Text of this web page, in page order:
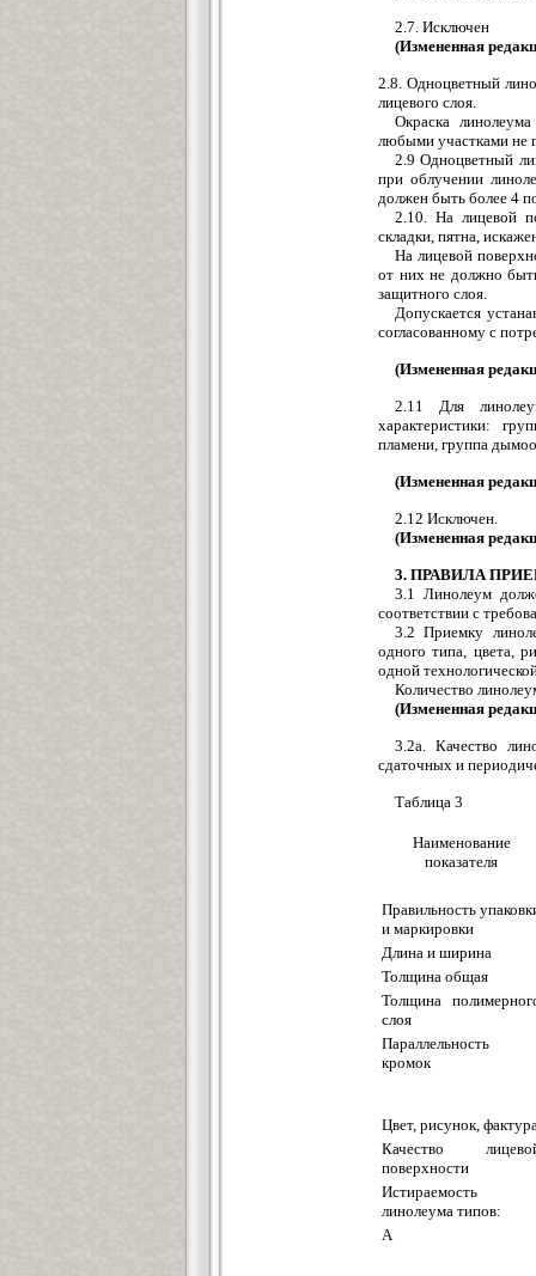
2.7. Исключен
(Измененная
2.8. Одноцветный
лицевого слоя.
Окраска
любыми участками не
2.9 Одноцветный
при облучении
должен быть более 4
2.10. На лицевой
складки, пятна,
На лицевой
от них не должно
защитного слоя.
Допускается
согласованному с
(Измененная
2.11 Для
характеристики:
пламени, группа
(Измененная
2.12 Исключен.
(Измененная
3. ПРАВИЛА
3.1 Линолеум
соответствии с
3.2 Приемку
одного типа, цвета,
одной
Количество
(Измененная
3.2а. Качество
сдаточных и
Таблица 3
Наименование
показателя
Правильность
и маркировки
Длина и ширина
Толщина общая
Толщина
слоя
Параллельность
кромок
Цвет, рисунок,
Качество
поверхности
Истираемость
линолеума типов:
А